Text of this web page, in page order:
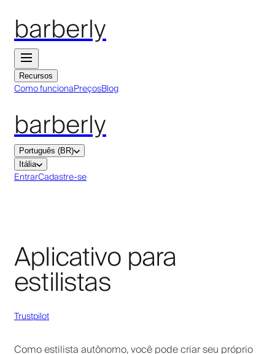
barberly
Recursos
Como funcionaPreçosBlog
barberly
Português (BR)
Itália
EntrarCadastre-se
Aplicativo para
estilistas
Trustpilot
Como estilista autônomo, você pode criar seu próprio